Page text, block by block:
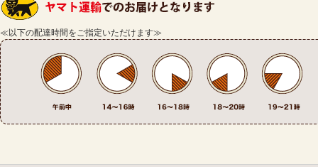
≪以下の配達時間をご指定いただけます≫